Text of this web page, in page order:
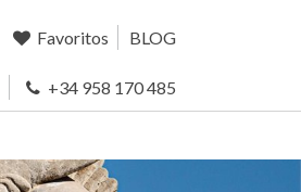
Favoritos BLOG
+34 958 170 485